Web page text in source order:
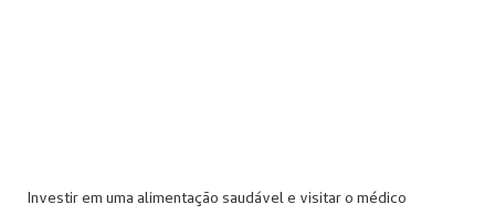
Investir em uma alimentação saudável e visitar o médico